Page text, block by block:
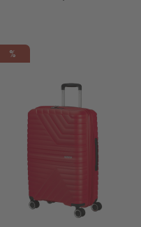
55cm navy blue
%